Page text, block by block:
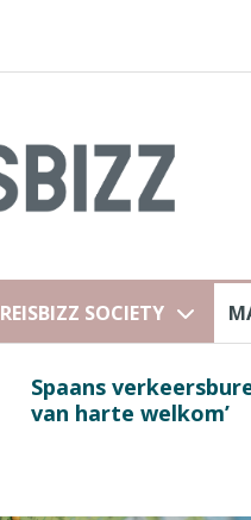
REISBIZZ SOCIETY
Spaans
van harte welkom’